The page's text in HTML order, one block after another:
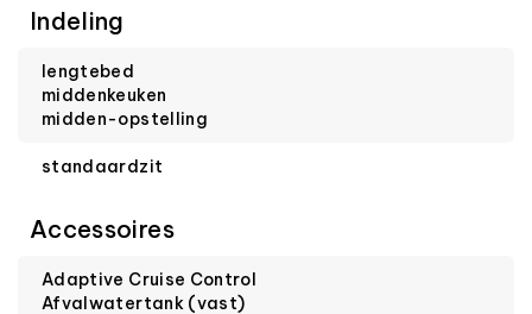
Indeling
lengtebed
middenkeuken
midden-opstelling
standaardzit
Accessoires
Adaptive Cruise Control
Afvalwatertank (vast)